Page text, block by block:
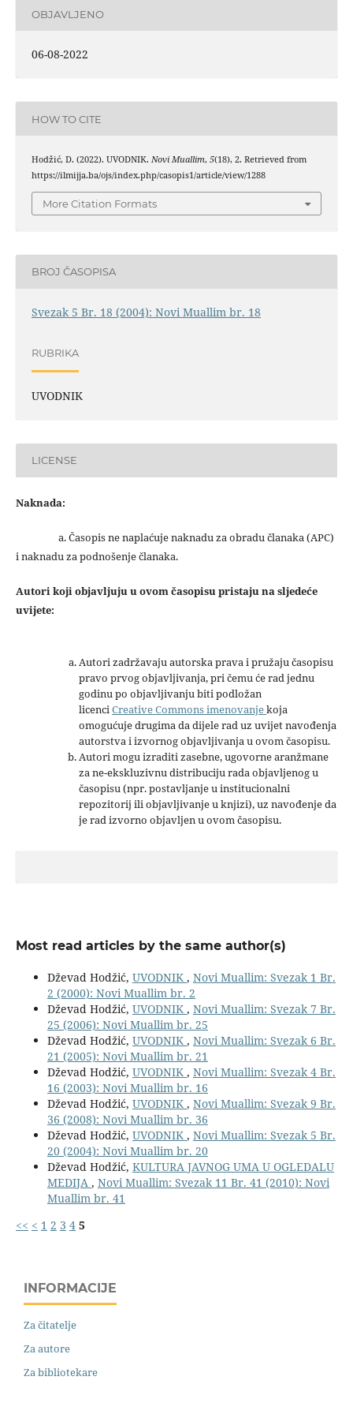
OBJAVLJENO
06-08-2022
HOW TO CITE
Hodžić, D. (2022). UVODNIK. Novi Muallim, 5(18), 2. Retrieved from
https://ilmijja.ba/ojs/index.php/casopis1/article/view/1288
More Citation Formats
BROJ ČASOPISA
Svezak 5 Br. 18 (2004): Novi Muallim br. 18
RUBRIKA
UVODNIK
LICENSE
Naknada:
a. Časopis ne naplaćuje naknadu za obradu članaka (APC)
i naknadu za podnošenje članaka.
Autori koji objavljuju u ovom časopisu pristaju na sljedeće
uvijete:
Autori zadržavaju autorska prava i pružaju časopisu
pravo prvog objavljivanja, pri čemu će rad jednu
godinu po objavljivanju biti podložan
licenciCreative Commons imenovanjekoja
omogućuje drugima da dijele rad uz uvijet navođenja
autorstva i izvornog objavljivanja u ovom časopisu.
Autori mogu izraditi zasebne, ugovorne aranžmane
za ne-ekskluzivnu distribuciju rada objavljenog u
časopisu (npr. postavljanje u institucionalni
repozitorij ili objavljivanje u knjizi), uz navođenje da
je rad izvorno objavljen u ovom časopisu.
Most read articles by the same author(s)
Dževad Hodžić, UVODNIK , Novi Muallim: Svezak 1 Br.
2 (2000): Novi Muallim br. 2
Dževad Hodžić, UVODNIK , Novi Muallim: Svezak 7 Br.
25 (2006): Novi Muallim br. 25
Dževad Hodžić, UVODNIK , Novi Muallim: Svezak 6 Br.
21 (2005): Novi Muallim br. 21
Dževad Hodžić, UVODNIK , Novi Muallim: Svezak 4 Br.
16 (2003): Novi Muallim br. 16
Dževad Hodžić, UVODNIK , Novi Muallim: Svezak 9 Br.
36 (2008): Novi Muallim br. 36
Dževad Hodžić, UVODNIK , Novi Muallim: Svezak 5 Br.
20 (2004): Novi Muallim br. 20
Dževad Hodžić, KULTURA JAVNOG UMA U OGLEDALU
MEDIJA , Novi Muallim: Svezak 11 Br. 41 (2010): Novi
Muallim br. 41
<< < 1 2 3 4 5
INFORMACIJE
Za čitatelje
Za autore
Za bibliotekare